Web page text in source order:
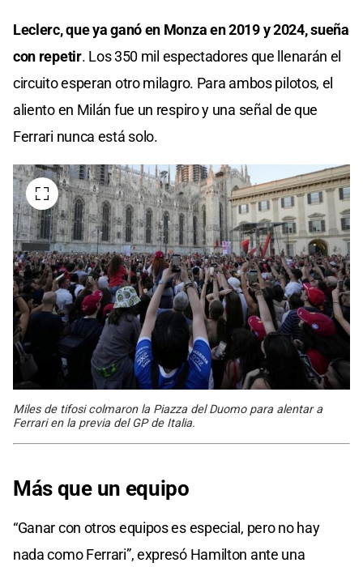
Leclerc, que ya ganó en Monza en 2019 y 2024, sueña
con repetir. Los 350 mil espectadores que llenarán el
circuito esperan otro milagro. Para ambos pilotos, el
aliento en Milán fue un respiro y una señal de que
Ferrari nunca está solo.
Miles de tifosi colmaron la Piazza del Duomo para alentar a
Ferrari en la previa del GP de Italia.
Más que un equipo
“Ganar con otros equipos es especial, pero no hay
nada como Ferrari”, expresó Hamilton ante una